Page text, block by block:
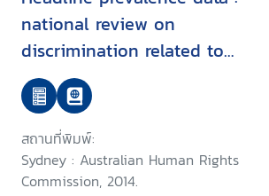
national review on
discrimination related to
pregnancy, parental leave and
return to work
สถานที่พิมพ์:
Sydney : Australian Human Rights
Commission, 2014.